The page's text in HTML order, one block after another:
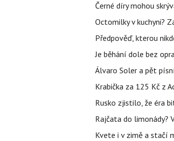
Černé díry mohou
Octomilky v kuchyni?
Předpověď, kterou
Je běhání dole bez
Álvaro Soler a pět
Krabička za 125 Kč z
Rusko zjistilo, že éra
Rajčata do limonády?
Kvete i v zimě a stačí